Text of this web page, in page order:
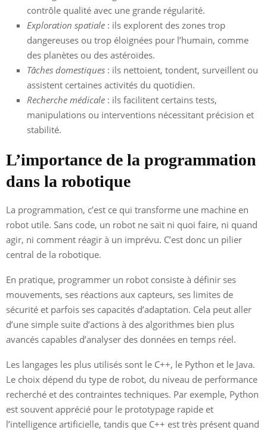
contrôle qualité avec une grande régularité.
Exploration spatiale : ils explorent des zones trop
dangereuses ou trop éloignées pour l’humain, comme
des planètes ou des astéroïdes.
Tâches domestiques : ils nettoient, tondent, surveillent ou
assistent certaines activités du quotidien.
Recherche médicale : ils facilitent certains tests,
manipulations ou interventions nécessitant précision et
stabilité.
L’importance de la programmation
dans la robotique
La programmation, c’est ce qui transforme une machine en
robot utile. Sans code, un robot ne sait ni quoi faire, ni quand
agir, ni comment réagir à un imprévu. C’est donc un pilier
central de la robotique.
En pratique, programmer un robot consiste à définir ses
mouvements, ses réactions aux capteurs, ses limites de
sécurité et parfois ses capacités d’adaptation. Cela peut aller
d’une simple suite d’actions à des algorithmes bien plus
avancés capables d’analyser des données en temps réel.
Les langages les plus utilisés sont le C++, le Python et le Java.
Le choix dépend du type de robot, du niveau de performance
recherché et des contraintes techniques. Par exemple, Python
est souvent apprécié pour le prototypage rapide et
l’intelligence artificielle, tandis que C++ est très présent quand